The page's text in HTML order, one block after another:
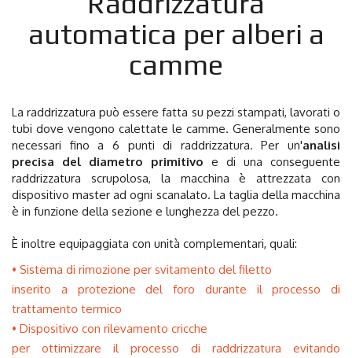
automatica per alberi a
camme
La raddrizzatura può essere fatta su pezzi stampati, lavorati o
tubi dove vengono calettate le camme. Generalmente sono
necessari fino a 6 punti di raddrizzatura. Per un'analisi
precisa del diametro primitivo e di una conseguente
raddrizzatura scrupolosa, la macchina è attrezzata con
dispositivo master ad ogni scanalato. La taglia della macchina
è in funzione della sezione e lunghezza del pezzo.
È inoltre equipaggiata con unità complementari, quali:
Sistema di rimozione per svitamento del filetto
inserito a protezione del foro durante il processo di
trattamento termico
Dispositivo con rilevamento cricche
per ottimizzare il processo di raddrizzatura evitando